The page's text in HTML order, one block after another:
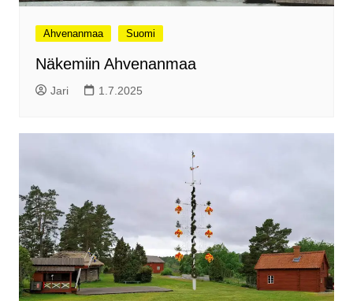
Ahvenanmaa Suomi
Näkemiin Ahvenanmaa
Jari 1.7.2025